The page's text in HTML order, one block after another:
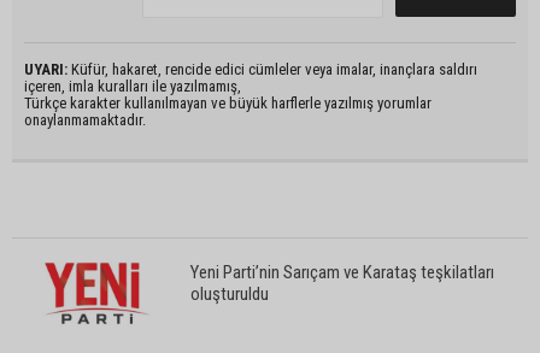
UYARI: Küfür, hakaret, rencide edici cümleler veya imalar, inançlara saldırı
içeren, imla kuralları ile yazılmamış,
Türkçe karakter kullanılmayan ve büyük harflerle yazılmış yorumlar
onaylanmamaktadır.
Yeni Parti’nin Sarıçam ve Karataş teşkilatları
oluşturuldu